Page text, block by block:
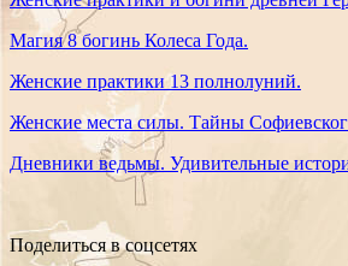
Магия 8 богинь Колеса Года.
Женские практики 13 полнолуний.
Женские места силы. Тайны
Дневники ведьмы. Удивительные
Поделиться в соцсетях